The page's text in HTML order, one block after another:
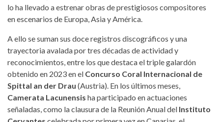
lo ha llevado a estrenar obras de prestigiosos compositores
en escenarios de Europa, Asia y América.
A ello se suman sus doce registros discográficos y una
trayectoria avalada por tres décadas de actividad y
reconocimientos, entre los que destaca el triple galardón
obtenido en 2023 en el Concurso Coral Internacional de
Spittal an der Drau (Austria). En los últimos meses,
Camerata Lacunensis ha participado en actuaciones
señaladas, como la clausura de la Reunión Anual del Instituto